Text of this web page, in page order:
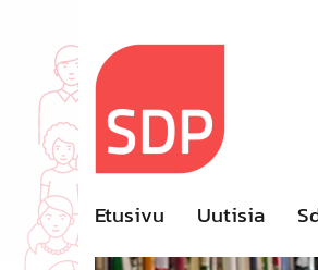
content
Etusivu Uutisia